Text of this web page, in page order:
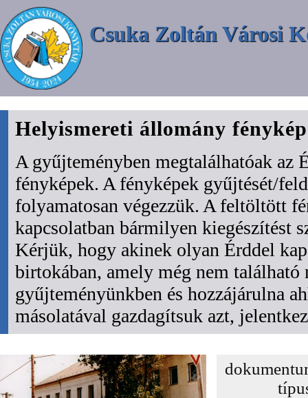
Csuka Zoltán Városi
Helyismereti állomány
A gyűjteményben megtalálhatóak az
fényképek. A fényképek gyűjtését/
folyamatosan végezzük. A feltöltött
kapcsolatban bármilyen kiegészítést
Kérjük, hogy akinek olyan Érddel
birtokában, amely még nem található
gyűjteményünkben és hozzájárulna
másolatával gazdagítsuk azt,